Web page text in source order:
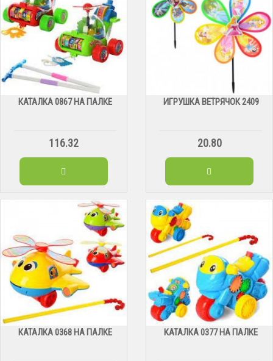
КАТАЛКА 0867 НА ПАЛКЕ
116.32
ИГРУШКА ВЕТРЯЧОК 2409
20.80
КАТАЛКА 0368 НА ПАЛКЕ КАТАЛКА 0377 НА ПАЛКЕ